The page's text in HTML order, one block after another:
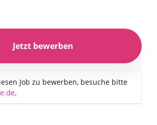
Job zu bewerben, besuche bitte
.